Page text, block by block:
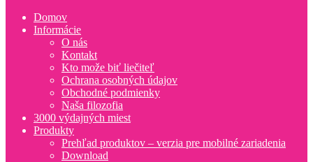
Domov
Informácie
O nás
Kontakt
Kto može biť liečiteľ
Ochrana osobných údajov
Obchodné podmienky
Naša filozofia
3000 výdajných miest
Produkty
Prehľad produktov – verzia pre mobilné zariadenia
Download